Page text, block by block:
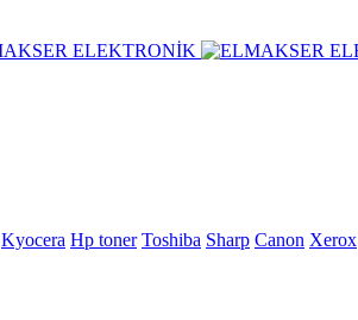
Kyocera Hp toner Toshiba Sharp Canon Xerox